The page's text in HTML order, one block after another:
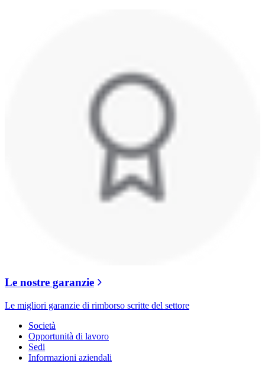
Le nostre garanzie
Le migliori garanzie di rimborso scritte del settore
Società
Opportunità di lavoro
Sedi
Informazioni aziendali